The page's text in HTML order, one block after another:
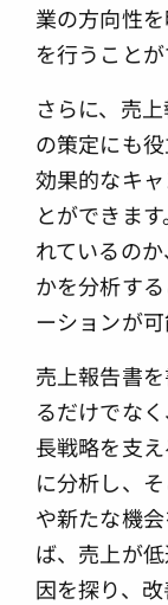
業の方向性
を行うことが
さらに、売
の策定にも
効果的なキ
とができま
れているの
かを分析す
ーションが可
売上報告書
るだけでな
長戦略を支
に分析し、
や新たな機
ば、売上が
因を探り、